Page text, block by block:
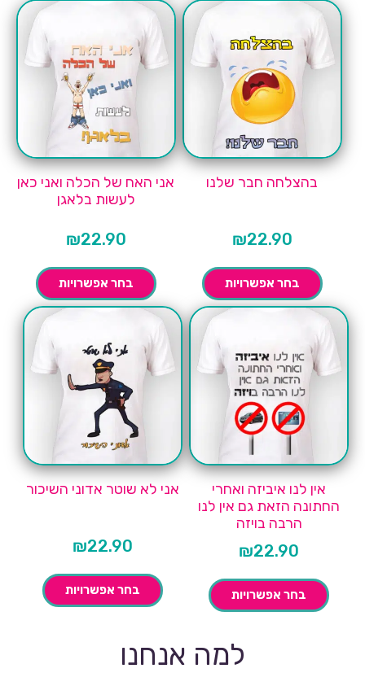
בהצלחה חבר שלנו
₪22.90
בחר אפשרויות
אני האח של הכלה ואני כאן
לעשות בלאגן
₪22.90
בחר אפשרויות
אין לנו איביזה ואחרי
החתונה הזאת גם אין לנו
הרבה בויזה
₪22.90
בחר אפשרויות
אני לא שוטר אדוני השיכור
₪22.90
בחר אפשרויות
למה אנחנו